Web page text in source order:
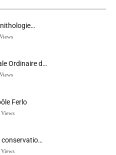
Views
Ordinaire d…
Views
Ferlo
Views
conservatio…
Views